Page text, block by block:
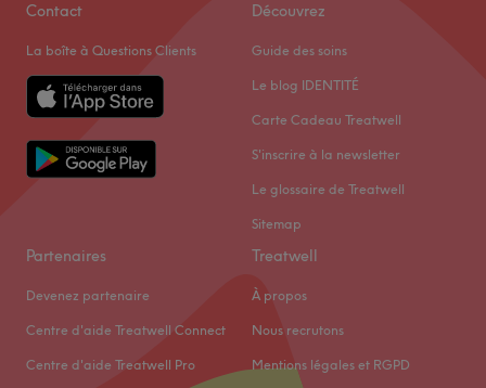
Contact
La boîte à Questions Clients
Découvrez
Guide des soins
Le blog IDENTITÉ
Carte Cadeau Treatwell
S'inscrire à la newsletter
Le glossaire de Treatwell
Sitemap
Partenaires
Devenez partenaire
Centre d'aide Treatwell Connect
Centre d'aide Treatwell Pro
Treatwell
À propos
Nous recrutons
Mentions légales et RGPD